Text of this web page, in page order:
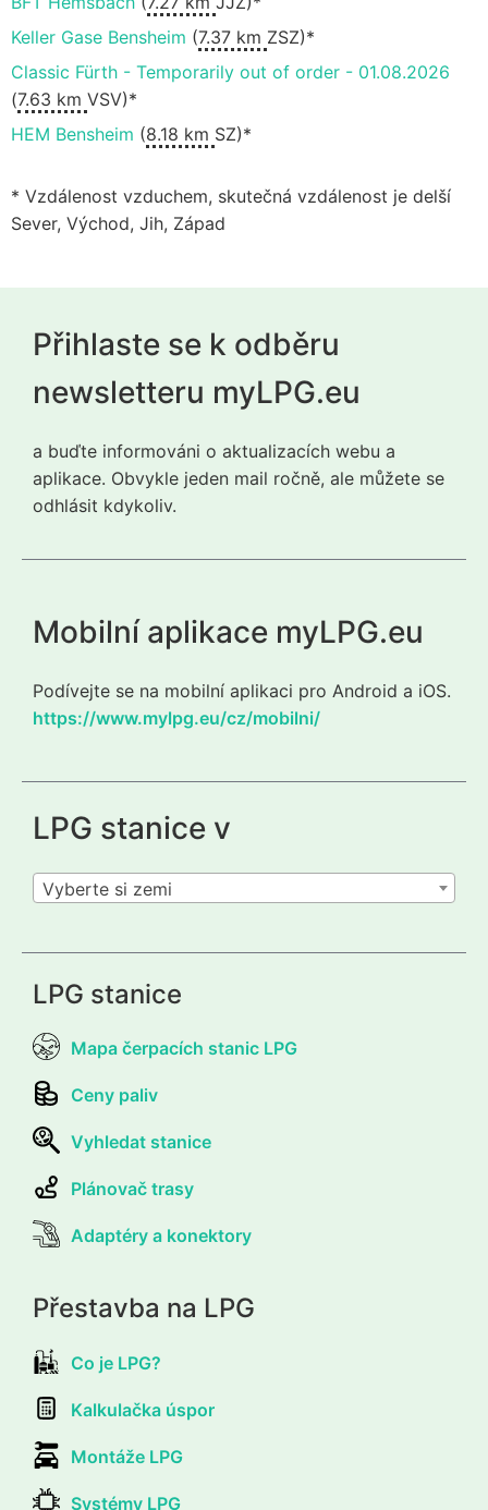
Keller Gase Bensheim (7.37 km ZSZ)*
Classic Fürth - Temporarily out of order - 01.08.2026
(7.63 km VSV)*
HEM Bensheim (8.18 km SZ)*
* Vzdálenost vzduchem, skutečná vzdálenost je delší
Sever, Východ, Jih, Západ
Přihlaste se k odběru
newsletteru myLPG.eu
a buďte informováni o aktualizacích webu a
aplikace. Obvykle jeden mail ročně, ale můžete se
odhlásit kdykoliv.
Mobilní aplikace myLPG.eu
Podívejte se na mobilní aplikaci pro Android a iOS.
https://www.mylpg.eu/cz/mobilni/
LPG stanice v
Vyberte si zemi
LPG stanice
Mapa čerpacích stanic LPG
Ceny paliv
Vyhledat stanice
Plánovač trasy
Adaptéry a konektory
Přestavba na LPG
Co je LPG?
Kalkulačka úspor
Montáže LPG
Systémy LPG